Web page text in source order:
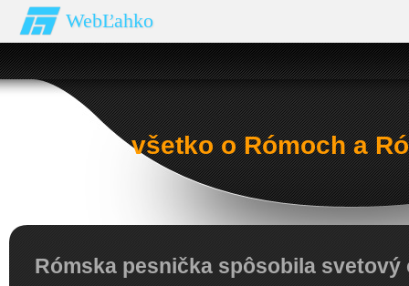
WebĽahko
všetko o Rómoch a
Rómska pesnička spôsobila svetový